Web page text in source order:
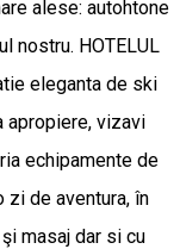
alese: autohtone
nostru. HOTELUL
eleganta de ski
apropiere, vizavi
echipamente de
zi de aventura, în
masaj dar si cu